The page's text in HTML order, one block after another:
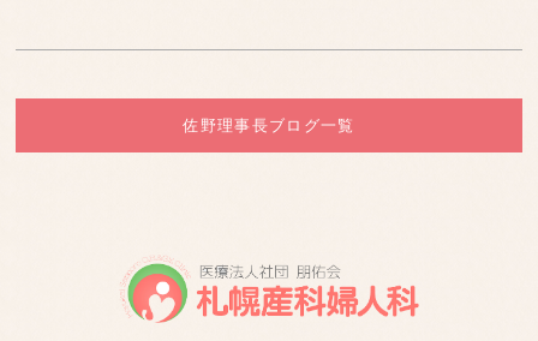
佐野理事長ブログ一覧